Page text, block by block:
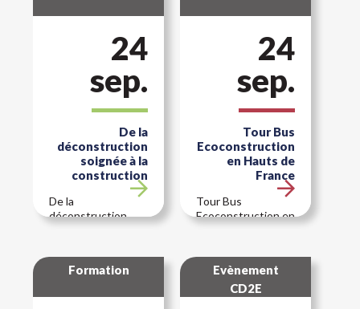
les différents
modèles de projets
participatifs et la
valeur ajoutée des
projets citoyens.
24
sep.
De la
déconstruction
soignée à la
construction
De la
déconstruction
24
sep.
Tour Bus
Ecoconstruction
en Hauts de
France
Tour Bus
Ecoconstruction en
Formation
Evènement
CD2E